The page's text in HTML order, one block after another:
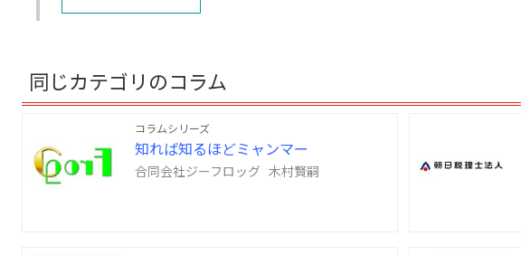
同じカテゴリのコラム
コラムシリーズ
知れば知るほどミャンマー
合同会社ジーフロッグ 木村賢嗣